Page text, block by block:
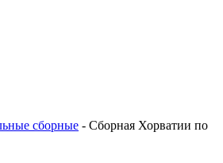
сборные - Сборная Хорватии по